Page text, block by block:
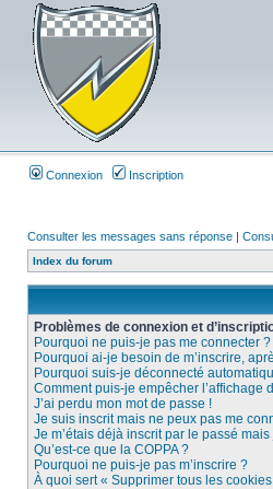
Connexion Inscription
Consulter les messages sans réponse |
Index du forum
Problèmes de connexion et
Pourquoi ne puis-je pas me connecter ?
Pourquoi ai-je besoin de m’inscrire,
Pourquoi suis-je déconnecté
Comment puis-je empêcher l’affichage
J’ai perdu mon mot de passe !
Je suis inscrit mais ne peux pas me
Je m’étais déjà inscrit par le passé
Qu’est-ce que la COPPA ?
Pourquoi ne puis-je pas m’inscrire ?
À quoi sert « Supprimer tous les